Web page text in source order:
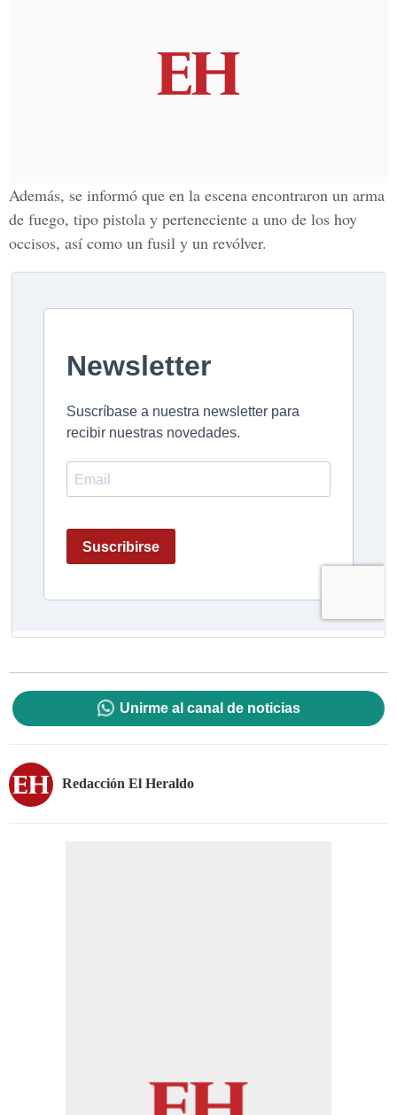
Además, se informó que en la escena encontraron un arma
de fuego, tipo pistola y perteneciente a uno de los hoy
occisos, así como un fusil y un revólver.
Unirme al canal de noticias
Redacción El Heraldo